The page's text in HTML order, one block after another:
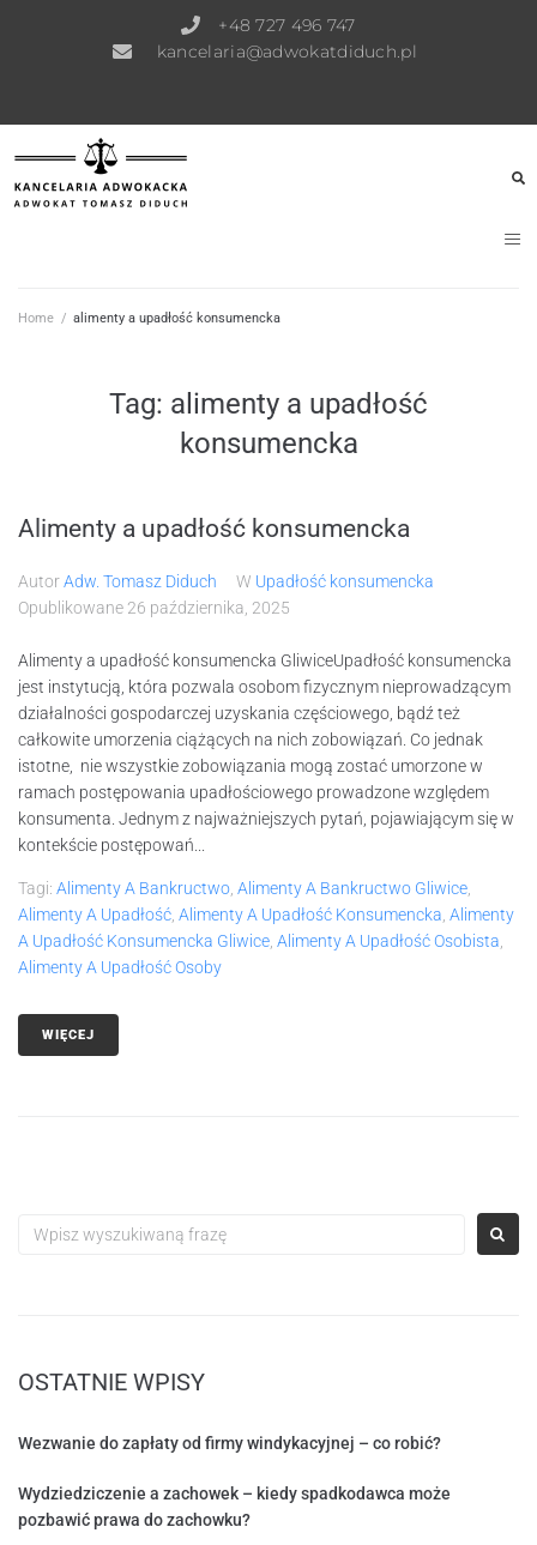
+48 727 496 747
kancelaria@adwokatdiduch.pl
Home / alimenty a upadłość konsumencka
Tag: alimenty a upadłość
konsumencka
Alimenty a upadłość konsumencka
AutorAdw. Tomasz Diduch W Upadłość konsumencka
Opublikowane 26 października, 2025
Alimenty a upadłość konsumencka GliwiceUpadłość konsumencka
jest instytucją, która pozwala osobom fizycznym nieprowadzącym
działalności gospodarczej uzyskania częściowego, bądź też
całkowite umorzenia ciążących na nich zobowiązań. Co jednak
istotne, nie wszystkie zobowiązania mogą zostać umorzone w
ramach postępowania upadłościowego prowadzone względem
konsumenta. Jednym z najważniejszych pytań, pojawiającym się w
kontekście postępowań...
Tagi: Alimenty A Bankructwo Alimenty A Bankructwo Gliwice
Alimenty A Upadłość Alimenty A Upadłość Konsumencka Alimenty
A Upadłość Konsumencka Gliwice Alimenty A Upadłość Osobista
Alimenty A Upadłość Osoby
WIĘCEJ
OSTATNIE WPISY
Wezwanie do zapłaty od firmy windykacyjnej – co robić?
Wydziedziczenie a zachowek – kiedy spadkodawca może
pozbawić prawa do zachowku?